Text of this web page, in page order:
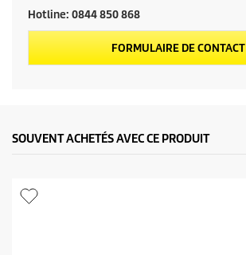
Hotline: 0844 850 868
FORMULAIRE DE CONTACT
SOUVENT ACHETÉS AVEC CE PRODUIT